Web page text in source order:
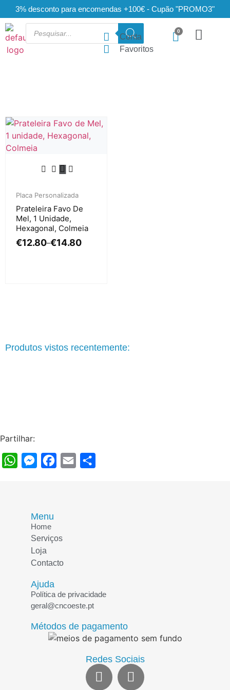
3% desconto para encomendas +100€ - Cupão "PROMO3"
Conta
Favoritos
Placa Personalizada
Prateleira Favo De
Mel, 1 Unidade,
Hexagonal, Colmeia
€12.80–€14.80
Produtos vistos recentemente:
Partilhar:
WhatsAppMessengerFacebook
Email
Menu
Home
Serviços
Loja
Contacto
Ajuda
Política de privacidade
geral@cncoeste.pt
Métodos de pagamento
Redes Sociais